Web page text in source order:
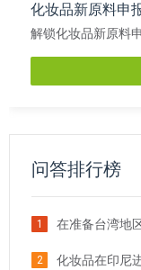
化妆品新原料申
解锁化妆品新原料
问答排行榜
1 在准备台湾地
2
化妆品在印尼